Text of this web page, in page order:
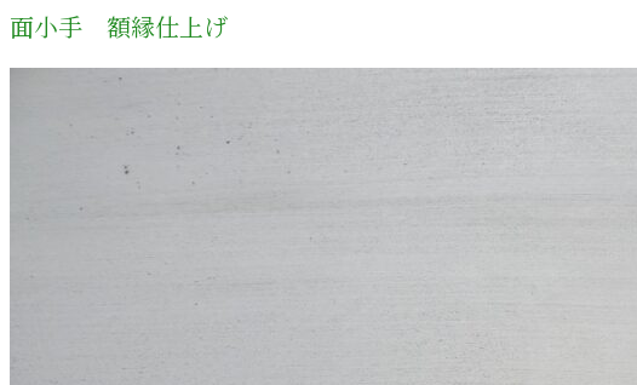
面小手 額縁仕上げ